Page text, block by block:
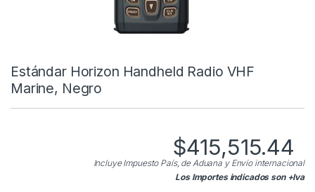
Estándar Horizon Handheld Radio VHF
Marine, Negro
$415,515.44
Incluye Impuesto País, de Aduana y Envío internacional
Los Importes indicados son +Iva